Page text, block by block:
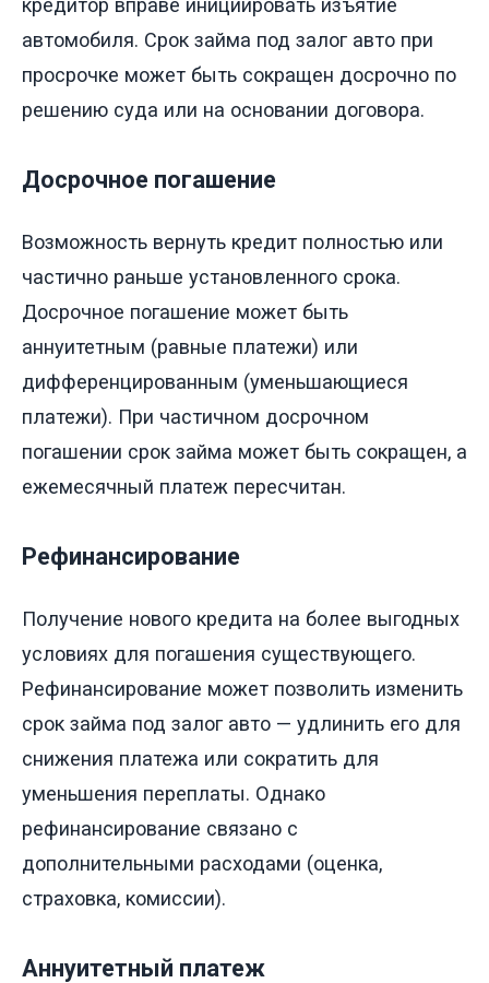
кредитор вправе инициировать изъятие
автомобиля. Срок займа под залог авто при
просрочке может быть сокращен досрочно по
решению суда или на основании договора.
Досрочное погашение
Возможность вернуть кредит полностью или
частично раньше установленного срока.
Досрочное погашение может быть
аннуитетным (равные платежи) или
дифференцированным (уменьшающиеся
платежи). При частичном досрочном
погашении срок займа может быть сокращен, а
ежемесячный платеж пересчитан.
Рефинансирование
Получение нового кредита на более выгодных
условиях для погашения существующего.
Рефинансирование может позволить изменить
срок займа под залог авто — удлинить его для
снижения платежа или сократить для
уменьшения переплаты. Однако
рефинансирование связано с
дополнительными расходами (оценка,
страховка, комиссии).
Аннуитетный платеж